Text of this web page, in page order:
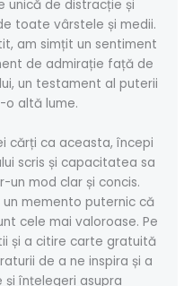
unică de distracție și
toate vârstele și medii.
am simțit un sentiment
de admirație față de
un testament al puterii
altă lume.
cărți ca aceasta, începi
scris și capacitatea sa
mod clar și concis.
un memento puternic că
cele mai valoroase. Pe
și a citire carte gratuită
de a ne inspira și a
înțelegeri asupra